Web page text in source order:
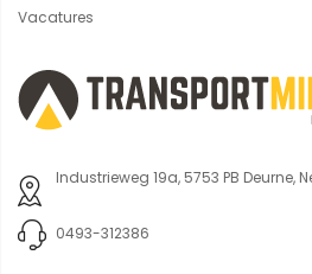
Vacatures
Industrieweg 19a, 5753 PB Deurne,
0493-312386